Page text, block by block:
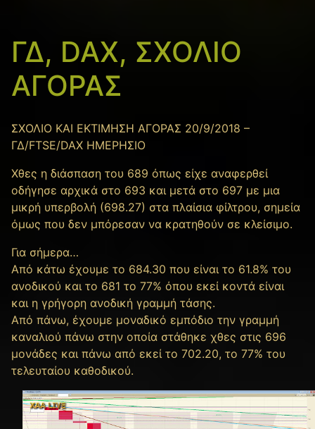
ΓΔ, DAX, ΣΧΟΛΙΟ
ΑΓΟΡΑΣ
ΣΧΟΛΙΟ ΚΑΙ ΕΚΤΙΜΗΣΗ ΑΓΟΡΑΣ 20/9/2018 –
ΓΔ/FTSE/DAX ΗΜΕΡΗΣΙΟ
Χθες η διάσπαση του 689 όπως είχε αναφερθεί
οδήγησε αρχικά στο 693 και μετά στο 697 με μια
μικρή υπερβολή (698.27) στα πλαίσια φίλτρου, σημεία
όμως που δεν μπόρεσαν να κρατηθούν σε κλείσιμο.
Για σήμερα…
Από κάτω έχουμε το 684.30 που είναι το 61.8% του
ανοδικού και το 681 το 77% όπου εκεί κοντά είναι
και η γρήγορη ανοδική γραμμή τάσης.
Από πάνω, έχουμε μοναδικό εμπόδιο την γραμμή
καναλιού πάνω στην οποία στάθηκε χθες στις 696
μονάδες και πάνω από εκεί το 702.20, το 77% του
τελευταίου καθοδικού.